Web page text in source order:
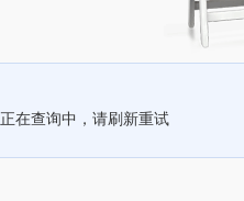
正在查询中，请刷新重试